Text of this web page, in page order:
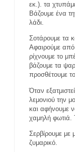
εκ.). τα
Βάζουμε ένα
λάδι.
Σοτάρουμε τα
Αφαιρούμε από
ρίχνουμε το
βάζουμε τα
προσθέτουμε
Όταν
λεμονιού την
και αφήνουμε
χαμηλή φωτιά.
Σερβίρουμε με
ζυμαρικό.